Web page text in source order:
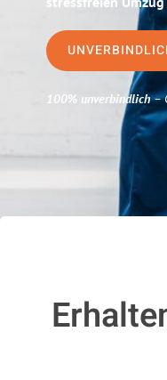
100% unverbindlich–